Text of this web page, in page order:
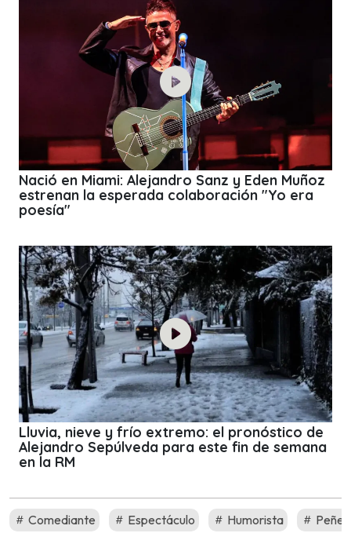
Nació en Miami: Alejandro Sanz y Eden Muñoz
estrenan la esperada colaboración "Yo era
poesía"
Lluvia, nieve y frío extremo: el pronóstico de
Alejandro Sepúlveda para este fin de semana
en la RM
Comediante Espectáculo Humorista